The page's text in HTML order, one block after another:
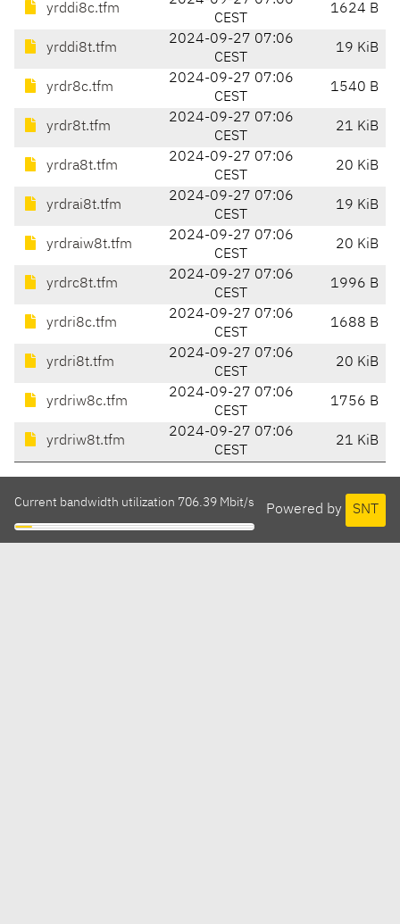
yrddi8c.tfm
CEST
1624 B
yrddi8t.tfm
2024-09-27 07:06
CEST
19 KiB
yrdr8c.tfm
2024-09-27 07:06
CEST
1540 B
yrdr8t.tfm
2024-09-27 07:06
CEST
21 KiB
yrdra8t.tfm
2024-09-27 07:06
CEST
20 KiB
yrdrai8t.tfm
2024-09-27 07:06
CEST
19 KiB
yrdraiw8t.tfm
2024-09-27 07:06
CEST
20 KiB
yrdrc8t.tfm
2024-09-27 07:06
CEST
1996 B
yrdri8c.tfm
2024-09-27 07:06
CEST
1688 B
yrdri8t.tfm
2024-09-27 07:06
CEST
20 KiB
yrdriw8c.tfm
2024-09-27 07:06
CEST
1756 B
yrdriw8t.tfm
2024-09-27 07:06
CEST
21 KiB
Powered by SNT
Current bandwidth utilization 706.39 Mbit/s